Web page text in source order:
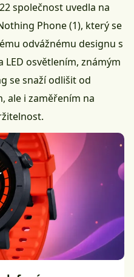
společnost uvedla na
Phone (1), který se
odvážnému designu s
osvětlením, známým
se snaží odlišit od
ale i zaměřením na